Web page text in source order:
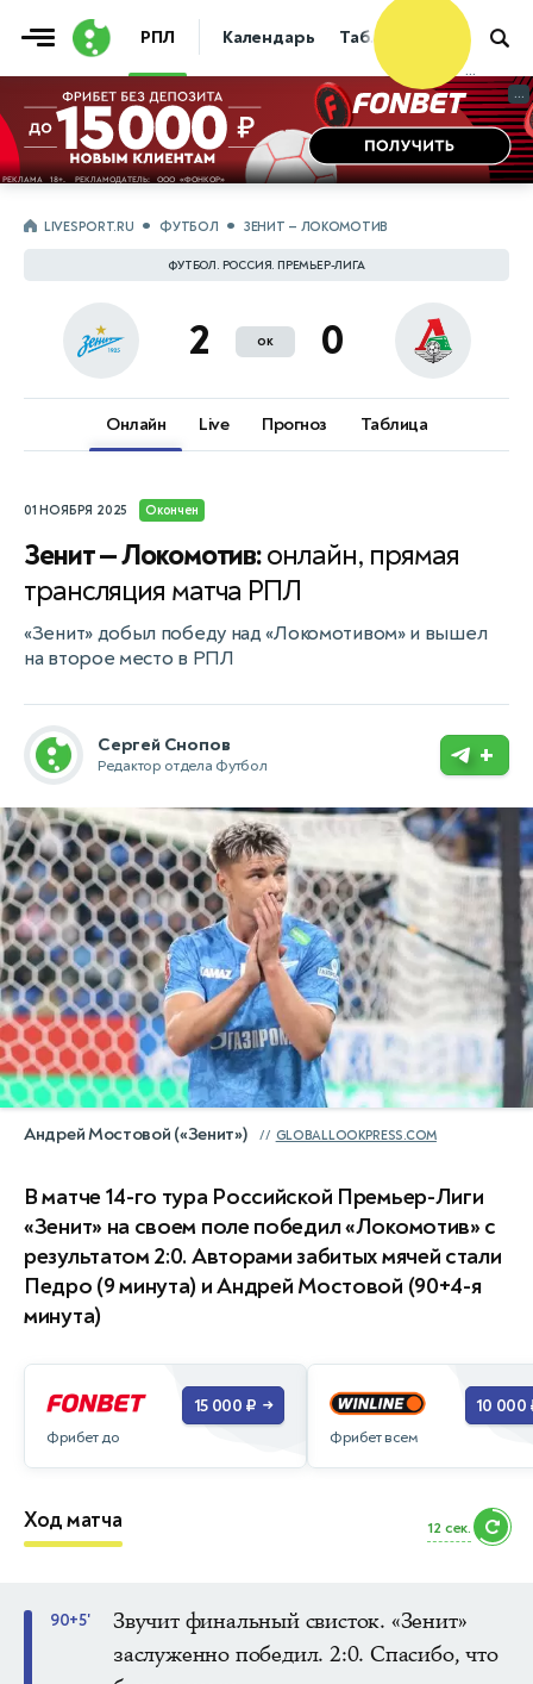
РПЛ Календарь Таблица Прогнозы
...
...
LIVESPORT.RU ФУТБОЛ ЗЕНИТ — ЛОКОМОТИВ
ФУТБОЛ. РОССИЯ. ПРЕМЬЕР-ЛИГА
2 ок 0
Онлайн Live Прогноз Таблица
01 НОЯБРЯ 2025 Окончен
Зенит — Локомотив:онлайн, прямая
трансляция матча РПЛ
«Зенит» добыл победу над «Локомотивом» и вышел
на второе место в РПЛ
Сергей Снопов
Редактор отдела Футбол +
Андрей Мостовой («Зенит») GLOBALLOOKPRESS.COM
В матче 14-го тура Российской Премьер-Лиги
«Зенит» на своем поле победил «Локомотив» с
результатом 2:0. Авторами забитых мячей стали
Педро (9 минута) и Андрей Мостовой (90+4-я
минута)
Фрибет до
15 000 ₽ →
Фрибет всем
10 000
Ход матча 11 сек.
90+5'
Звучит финальный свисток. «Зенит»
заслуженно победил. 2:0. Спасибо, что